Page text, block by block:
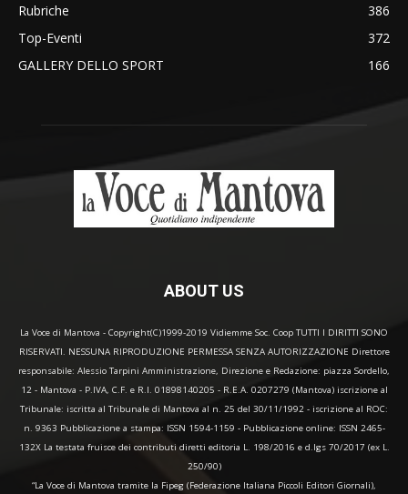
Rubriche
386
Top-Eventi
372
GALLERY DELLO SPORT
166
ABOUT US
La Voce di Mantova - Copyright(C)1999-2019 Vidiemme Soc. Coop TUTTI I DIRITTI SONO
RISERVATI. NESSUNA RIPRODUZIONE PERMESSA SENZA AUTORIZZAZIONE Direttore
responsabile: Alessio Tarpini Amministrazione, Direzione e Redazione: piazza Sordello,
12 - Mantova - P.IVA, C.F. e R.I. 01898140205 - R.E.A. 0207279 (Mantova) iscrizione al
Tribunale: iscritta al Tribunale di Mantova al n. 25 del 30/11/1992 - iscrizione al ROC:
n. 9363 Pubblicazione a stampa: ISSN 1594-1159 - Pubblicazione online: ISSN 2465-
132X La testata fruisce dei contributi diretti editoria L. 198/2016 e d.lgs 70/2017 (ex L.
250/90)
“La Voce di Mantova tramite la Fipeg (Federazione Italiana Piccoli Editori Giornali),